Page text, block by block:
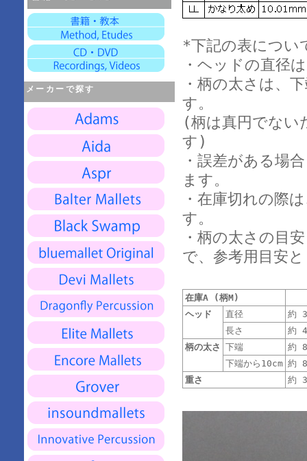
メーカーで探す
*下記の表につい
・ヘッドの直径
・柄の太さは、
す。
(柄は真円でない
す)
・誤差がある場
ます。
・在庫切れの際
す。
・柄の太さの
で、参考用目安
在庫A (柄M)
ヘッド
直径
約
長さ
約
柄の太さ 下端
約
下端から10cm 約
重さ
約